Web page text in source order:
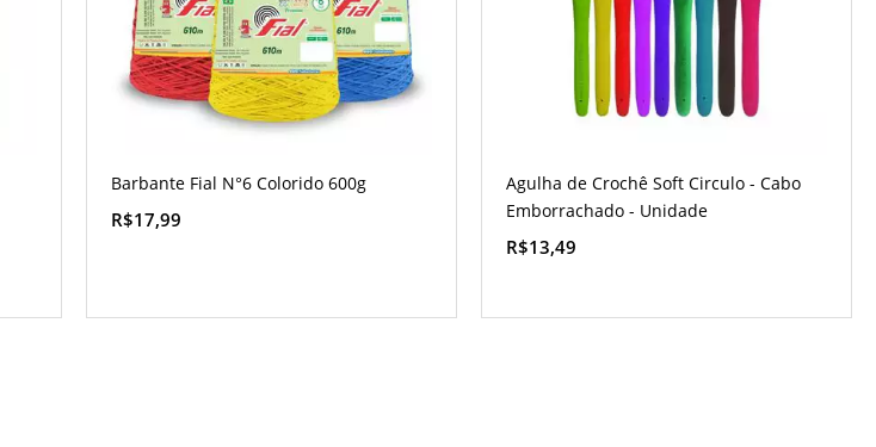
Barbante Fial N°6 Colorido 600g
R$17,99
Agulha de Crochê Soft Circulo - Cabo
Emborrachado - Unidade
R$13,49